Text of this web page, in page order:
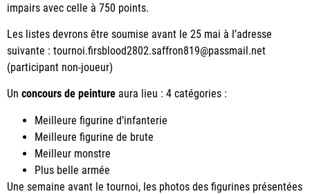
impairs avec celle à 750 points.
Les listes devrons être soumise avant le 25 mai à l’adresse
suivante : tournoi.firsblood2802.saffron819@passmail.net
(participant non-joueur)
Un concours de peinture aura lieu : 4 catégories :
Meilleure figurine d’infanterie
Meilleure figurine de brute
Meilleur monstre
Plus belle armée
Une semaine avant le tournoi, les photos des figurines présentées